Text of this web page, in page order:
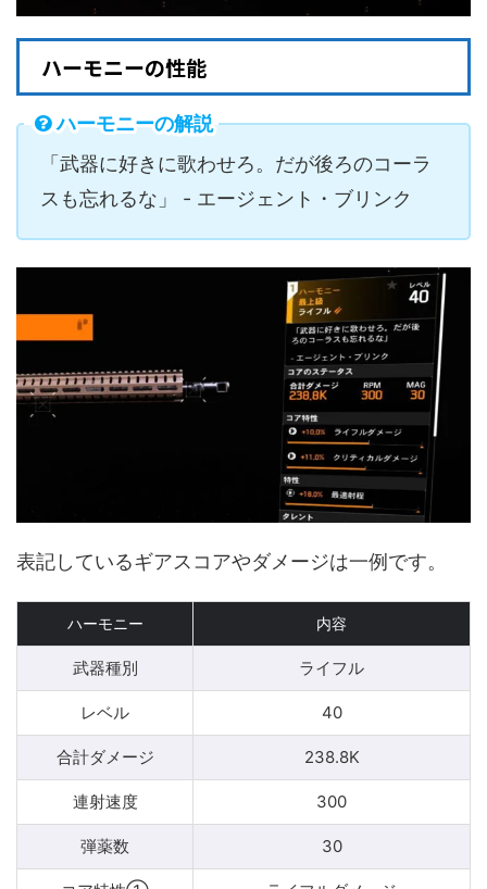
ハーモニーの性能
ハーモニーの解説
「武器に好きに歌わせろ。だが後ろのコーラ
スも忘れるな」 - エージェント・ブリンク
表記しているギアスコアやダメージは一例です。
ハーモニー 内容
武器種別 ライフル
レベル 40
合計ダメージ 238.8K
連射速度 300
弾薬数 30